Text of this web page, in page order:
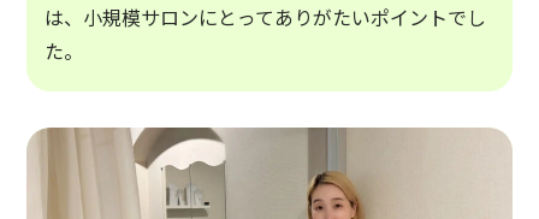
は、小規模サロンにとってありがたいポイントでし
た。